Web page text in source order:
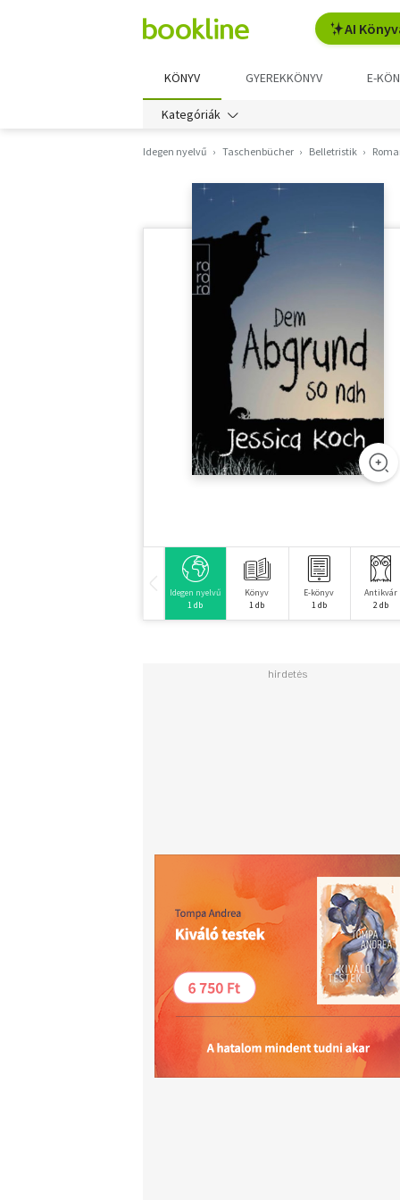
AI
KÖNYV GYEREKKÖNYV E-
Kategóriák
Idegen nyelvű Taschenbücher Belletristik
Idegen nyelvű
1 db
Könyv
1 db
E-könyv
1 db
Antikvár
2 db